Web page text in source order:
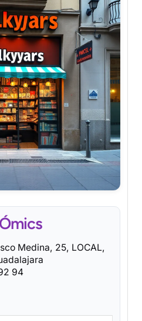
Medina, 25, LOCAL,
94